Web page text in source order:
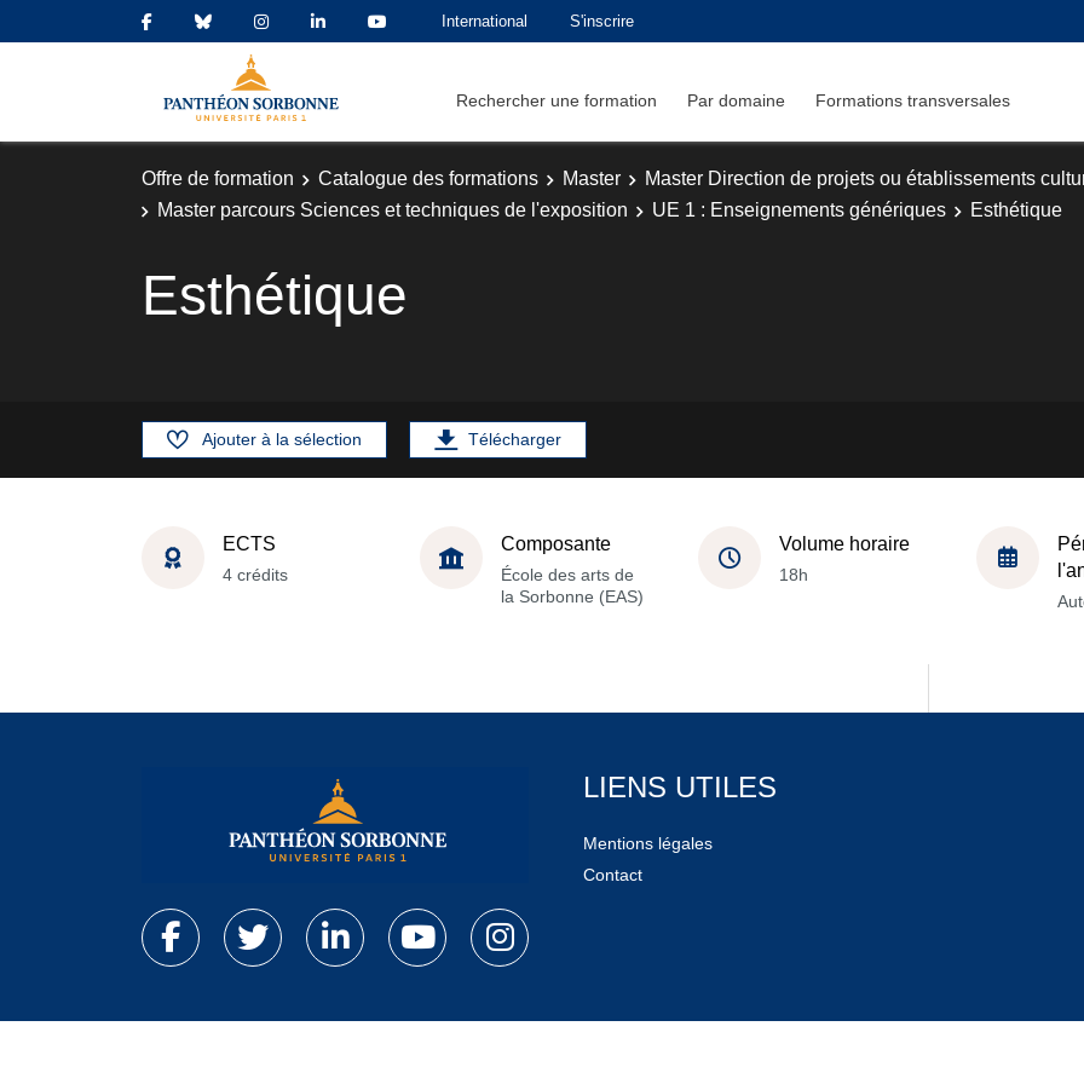
International S'inscrire
Rechercher une formation Par domaine Formations transversales
Offre de formation Catalogue des formations Master
Master Direction de projets ou établissements
Master parcours Sciences et techniques de l'exposition
UE 1 : Enseignements génériques Esthétique
Esthétique
Ajouter à la sélection Télécharger
ECTS
4 crédits
Composante
École des arts de
la Sorbonne (EAS)
Volume horaire
18h
LIENS UTILES
Mentions légales
Contact